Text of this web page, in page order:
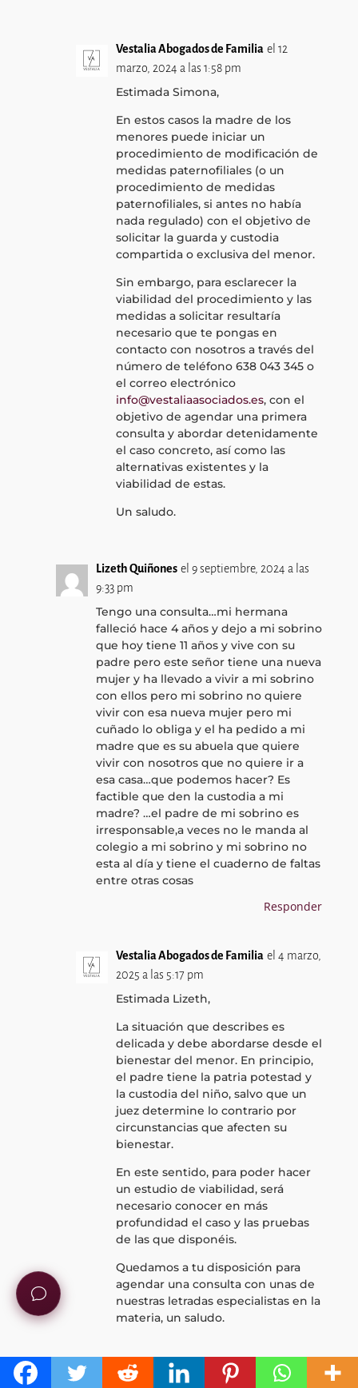
Vestalia Abogados de Familia el 12
marzo, 2024 a las 1:58 pm
Estimada Simona,
En estos casos la madre de los
menores puede iniciar un
procedimiento de modificación de
medidas paternofiliales (o un
procedimiento de medidas
paternofiliales, si antes no había
nada regulado) con el objetivo de
solicitar la guarda y custodia
compartida o exclusiva del menor.
Sin embargo, para esclarecer la
viabilidad del procedimiento y las
medidas a solicitar resultaría
necesario que te pongas en
contacto con nosotros a través del
número de teléfono 638 043 345 o
el correo electrónico
info@vestaliaasociados.es, con el
objetivo de agendar una primera
consulta y abordar detenidamente
el caso concreto, así como las
alternativas existentes y la
viabilidad de estas.
Un saludo.
Lizeth Quiñones el 9 septiembre, 2024 a las
9:33 pm
Tengo una consulta…mi hermana
falleció hace 4 años y dejo a mi sobrino
que hoy tiene 11 años y vive con su
padre pero este señor tiene una nueva
mujer y ha llevado a vivir a mi sobrino
con ellos pero mi sobrino no quiere
vivir con esa nueva mujer pero mi
cuñado lo obliga y el ha pedido a mi
madre que es su abuela que quiere
vivir con nosotros que no quiere ir a
esa casa…que podemos hacer? Es
factible que den la custodia a mi
madre? …el padre de mi sobrino es
irresponsable,a veces no le manda al
colegio a mi sobrino y mi sobrino no
esta al día y tiene el cuaderno de faltas
entre otras cosas
Responder
Vestalia Abogados de Familia el 4 marzo,
2025 a las 5:17 pm
Estimada Lizeth,
La situación que describes es
delicada y debe abordarse desde el
bienestar del menor. En principio,
el padre tiene la patria potestad y
la custodia del niño, salvo que un
juez determine lo contrario por
circunstancias que afecten su
bienestar.
En este sentido, para poder hacer
un estudio de viabilidad, será
necesario conocer en más
profundidad el caso y las pruebas
de las que disponéis.
Quedamos a tu disposición para
agendar una consulta con unas de
nuestras letradas especialistas en la
materia, un saludo.
Efren el 25 junio, 2023 a las 7:21 pm